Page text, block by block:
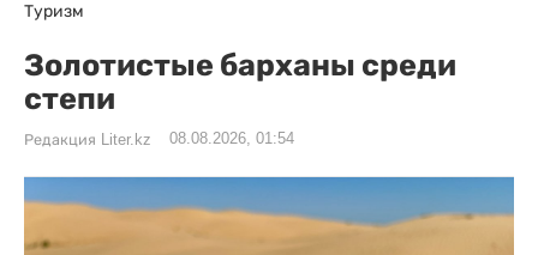
Туризм
Золотистые барханы среди
степи
Редакция Liter.kz 08.08.2026, 01:54